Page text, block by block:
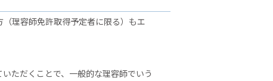
理容師免許取得予定者に限る）もエ
ただくことで、一般的な理容師でいう